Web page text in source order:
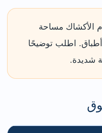
الأكشاك مساحة
اطلب توضيحًا
شديدة.